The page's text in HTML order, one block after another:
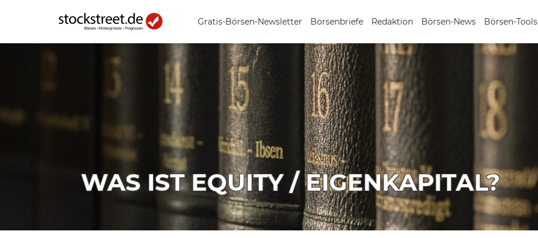
Gratis-Börsen-Newsletter Börsenbriefe Redaktion Börsen-News Börsen-Tools
WAS IST EQUITY / EIGENKAPITAL?